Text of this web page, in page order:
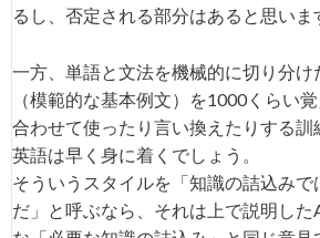
るし、否定される部分はあると思いま
一方、単語と文法を機械的に切り分け
（模範的な基本例文）を1000くらい
合わせて使ったり言い換えたりする訓
英語は早く身に着くでしょう。
そういうスタイルを「知識の詰込み
だ」と呼ぶなら、それは上で説明し